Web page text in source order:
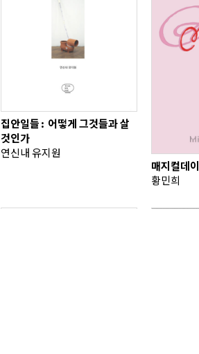
집안일들: 어떻게 그것들과 살
것인가
연신내 유지원
매지컬데이
황민희